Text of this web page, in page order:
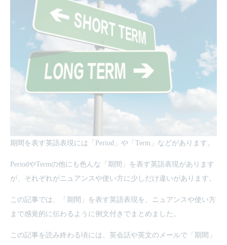
期間を表す英語表現には「Period」や「Term」などがあります。
PeriodやTermの他にも色んな「期間」を表す英語表現があります
が、それぞれがニュアンスや使い方に少しだけ違いがあります。
この記事では、「期間」を表す英語表現を、ニュアンスや使い方
まで感覚的に伝わるように例文付きでまとめました。
この記事を読み終わる頃には、英会話や英文のメールで「期間」